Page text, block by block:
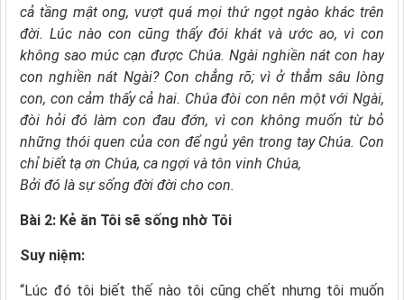
cả tầng mật ong, vượt quá mọi thứ ngọt ngào khác trên
đời. Lúc nào con cũng thấy đói khát và ước ao, vì con
không sao múc cạn được Chúa. Ngài nghiền nát con hay
con nghiền nát Ngài? Con chẳng rõ; vì ở thẳm sâu lòng
con, con cảm thấy cả hai. Chúa đòi con nên một với Ngài,
đòi hỏi đó làm con đau đớn, vì con không muốn từ bỏ
những thói quen của con để ngủ yên trong tay Chúa. Con
chỉ biết tạ ơn Chúa, ca ngợi và tôn vinh Chúa,
Bởi đó là sự sống đời đời cho con.
Bài 2: Kẻ ăn Tôi sẽ sống nhờ Tôi
Suy niệm:
“Lúc đó tôi biết thế nào tôi cũng chết nhưng tôi muốn